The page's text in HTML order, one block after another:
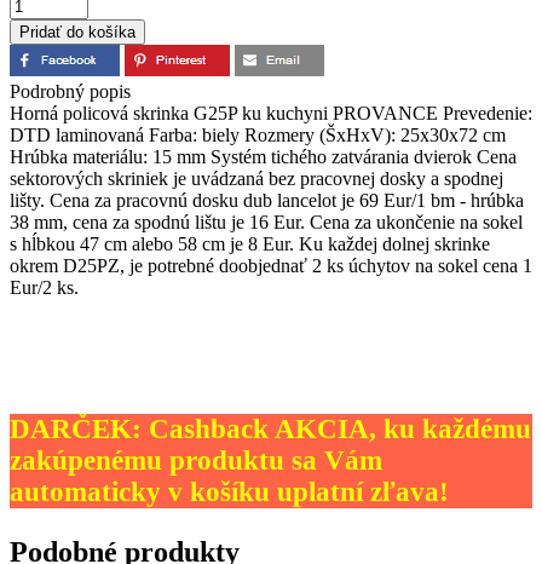
Podrobný popis
Horná policová skrinka G25P ku kuchyni PROVANCE Prevedenie:
DTD laminovaná Farba: biely Rozmery (ŠxHxV): 25x30x72 cm
Hrúbka materiálu: 15 mm Systém tichého zatvárania dvierok Cena
sektorových skriniek je uvádzaná bez pracovnej dosky a spodnej
lišty. Cena za pracovnú dosku dub lancelot je 69 Eur/1 bm - hrúbka
38 mm, cena za spodnú lištu je 16 Eur. Cena za ukončenie na sokel
s hĺbkou 47 cm alebo 58 cm je 8 Eur. Ku každej dolnej skrinke
okrem D25PZ, je potrebné doobjednať 2 ks úchytov na sokel cena 1
Eur/2 ks.
DARČEK: Cashback AKCIA, ku každému
zakúpenému produktu sa Vám
automaticky v košíku uplatní zľava!
Podobné produkty